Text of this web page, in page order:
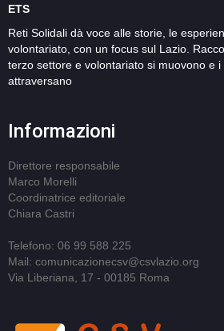
ETS
Reti Solidali dà voce alle storie, le
volontariato, con un focus sul Lazio.
terzo settore e volontariato si muovono e
attraversano
Informazioni
Direttore responsabile
Marco Morelli
Coordinatrice editoriale
Chiara Castri
Telefono: 06 99 588 225
Mail: comunicazionecsv@csvlazio.org
Via Liberiana, 17 - 00185 Roma